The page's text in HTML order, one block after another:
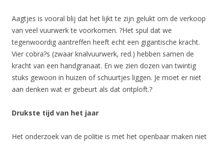
Aagtjes is vooral blij dat het lijkt te zijn gelukt om de verkoop
van veel vuurwerk te voorkomen. ?Het spul dat we
tegenwoordig aantreffen heeft echt een gigantische kracht.
Vier cobra?s (zwaar knalvuurwerk, red.) hebben samen de
kracht van een handgranaat. En we zien dozen van twintig
stuks gewoon in huizen of schuurtjes liggen. Je moet er niet
aan denken wat er gebeurt als dat ontploft.?
Drukste tijd van het jaar
Het onderzoek van de politie is met het openbaar maken niet